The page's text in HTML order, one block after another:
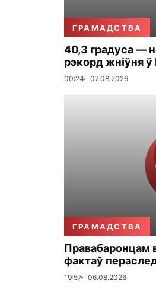
ГРАМАДСТВА
40,3 градуса —
рэкорд жніўня ў
00:24 07.08.2026
ГРАМАДСТВА
Правабаронцам
фактаў
19:57 06.08.2026